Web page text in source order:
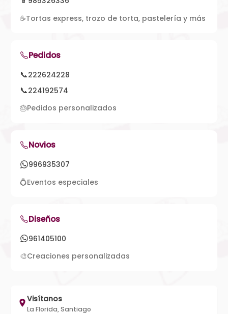
☕Tortas express, trozo de torta, pastelería y más
Pedidos
📞222624228
📞224192574
🎂Pedidos personalizados
Novios
996935307
💍Eventos especiales
Diseños
961405100
🎨Creaciones personalizadas
Visítanos
La Florida, Santiago